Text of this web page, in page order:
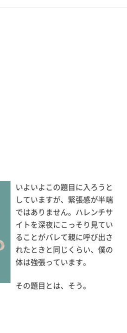
いよいよこの題目に入ろうと
していますが、緊張感が半端
ではありません。ハレンチサ
イトを深夜にこっそり見てい
ることがバレて親に呼び出さ
れたときと同じくらい、僕の
体は強張っています。
その題目とは、そう。